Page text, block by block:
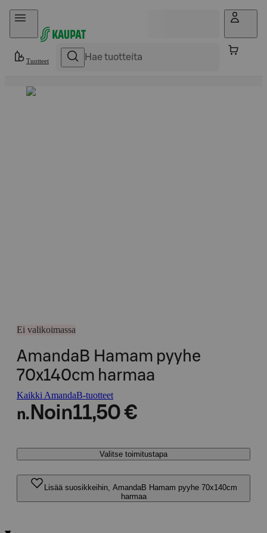
Hyppää sisältöön
Tuotteet
Ei valikoimassa
AmandaB Hamam pyyhe
70x140cm harmaa
Kaikki AmandaB-tuotteet
n. Noin11,50 €
Valitse toimitustapa
Lisää suosikkeihin, AmandaB Hamam pyyhe 70x140cm
harmaa